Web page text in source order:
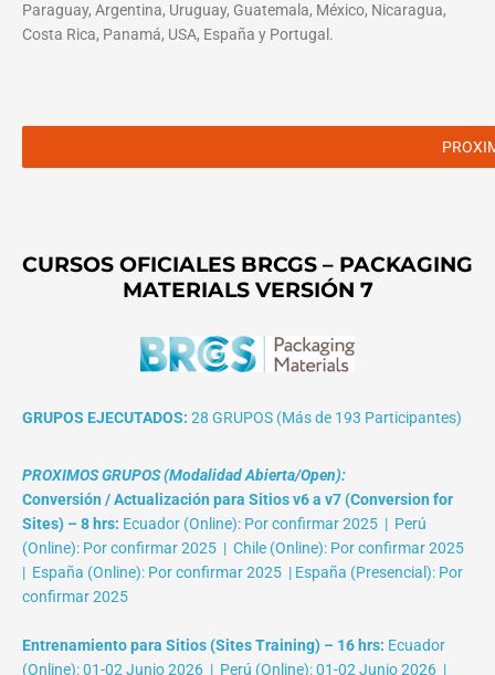
Paraguay, Argentina, Uruguay, Guatemala, México, Nicaragua,
Costa Rica, Panamá, USA, España y Portugal.
CURSOS OFICIALES BRCGS – PACKAGING
MATERIALS VERSIÓN 7
GRUPOS EJECUTADOS: 28 GRUPOS (Más de 193 Participantes)
PROXIMOS GRUPOS (Modalidad Abierta/Open):
Conversión / Actualización para Sitios v6 a v7 (Conversion for
Sites) – 8 hrs: Ecuador (Online): Por confirmar 2025 | Perú
(Online): Por confirmar 2025 | Chile (Online): Por confirmar 2025
| España (Online): Por confirmar 2025 | España (Presencial): Por
confirmar 2025
Entrenamiento para Sitios (Sites Training) – 16 hrs: Ecuador
(Online): 01-02 Junio 2026 | Perú (Online): 01-02 Junio 2026 |